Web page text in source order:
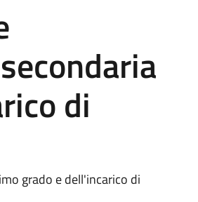
di
grado e dell'incarico di